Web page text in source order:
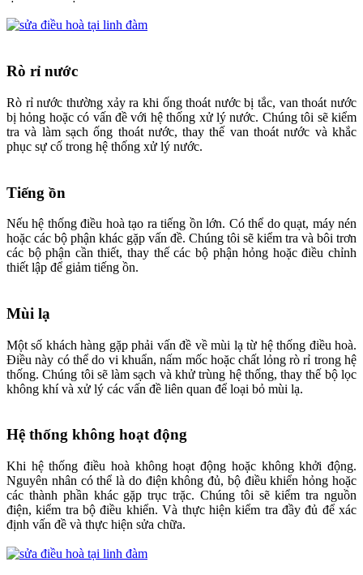
Rò rỉ nước
Rò rỉ nước thường xảy ra khi ống thoát nước bị tắc, van thoát nước
bị hỏng hoặc có vấn đề với hệ thống xử lý nước. Chúng tôi sẽ kiểm
tra và làm sạch ống thoát nước, thay thế van thoát nước và khắc
phục sự cố trong hệ thống xử lý nước.
Tiếng ồn
Nếu hệ thống điều hoà tạo ra tiếng ồn lớn. Có thể do quạt, máy nén
hoặc các bộ phận khác gặp vấn đề. Chúng tôi sẽ kiểm tra và bôi trơn
các bộ phận cần thiết, thay thế các bộ phận hỏng hoặc điều chỉnh
thiết lập để giảm tiếng ồn.
Mùi lạ
Một số khách hàng gặp phải vấn đề về mùi lạ từ hệ thống điều hoà.
Điều này có thể do vi khuẩn, nấm mốc hoặc chất lỏng rò rỉ trong hệ
thống. Chúng tôi sẽ làm sạch và khử trùng hệ thống, thay thế bộ lọc
không khí và xử lý các vấn đề liên quan để loại bỏ mùi lạ.
Hệ thống không hoạt động
Khi hệ thống điều hoà không hoạt động hoặc không khởi động.
Nguyên nhân có thể là do điện không đủ, bộ điều khiển hỏng hoặc
các thành phần khác gặp trục trặc. Chúng tôi sẽ kiểm tra nguồn
điện, kiểm tra bộ điều khiển. Và thực hiện kiểm tra đầy đủ để xác
định vấn đề và thực hiện sửa chữa.